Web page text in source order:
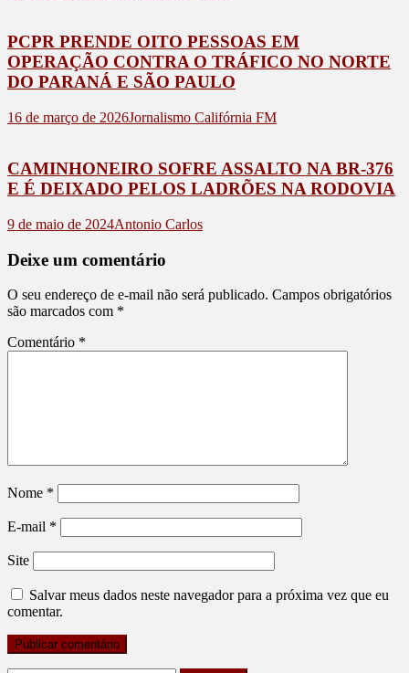
PCPR PRENDE OITO PESSOAS EM
OPERAÇÃO CONTRA O TRÁFICO NO NORTE
DO PARANÁ E SÃO PAULO
16 de março de 2026Jornalismo Califórnia FM
CAMINHONEIRO SOFRE ASSALTO NA BR-376
E É DEIXADO PELOS LADRÕES NA RODOVIA
9 de maio de 2024Antonio Carlos
Deixe um comentário
O seu endereço de e-mail não será publicado. Campos obrigatórios
são marcados com *
Comentário *
Nome *
E-mail *
Site
Salvar meus dados neste navegador para a próxima vez que eu
comentar.